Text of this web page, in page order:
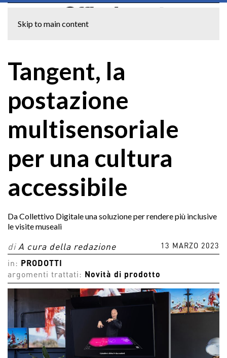
Skip to main content
Tangent, la
postazione
multisensoriale
per una cultura
accessibile
Da Collettivo Digitale una soluzione per rendere più inclusive
le visite museali
di A cura della redazione 13 MARZO 2023
in:
PRODOTTI
argomenti trattati:
Novità di prodotto